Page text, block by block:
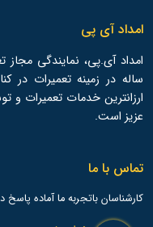
امداد آی پی
ساله در زمینه تعمیرات در
ارزانترین خدمات تعمیرات
عزیز است.
تماس با ما
کارشناسان باتجربه ما آماده